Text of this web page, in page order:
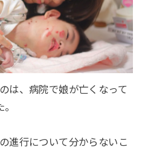
は、病院で娘が亡くなって
進行について分からないこ